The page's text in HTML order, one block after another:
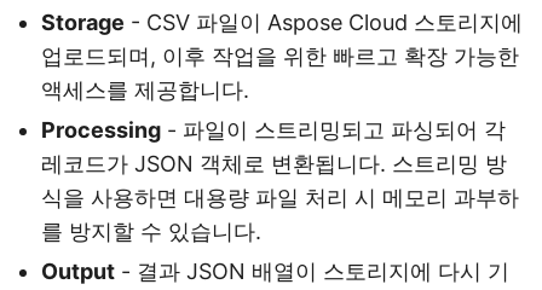
Storage - CSV 파일이 Aspose Cloud 스토리지에
업로드되며, 이후 작업을 위한 빠르고 확장 가능한
액세스를 제공합니다.
Processing - 파일이 스트리밍되고 파싱되어 각
레코드가 JSON 객체로 변환됩니다. 스트리밍 방
식을 사용하면 대용량 파일 처리 시 메모리 과부하
를 방지할 수 있습니다.
Output - 결과 JSON 배열이 스토리지에 다시 기